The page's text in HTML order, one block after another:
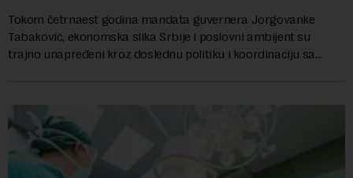
Tokom četrnaest godina mandata guvernera Jorgovanke
Tabaković, ekonomska slika Srbije i poslovni ambijent su
trajno unapređeni kroz doslednu politiku i koordinaciju sa